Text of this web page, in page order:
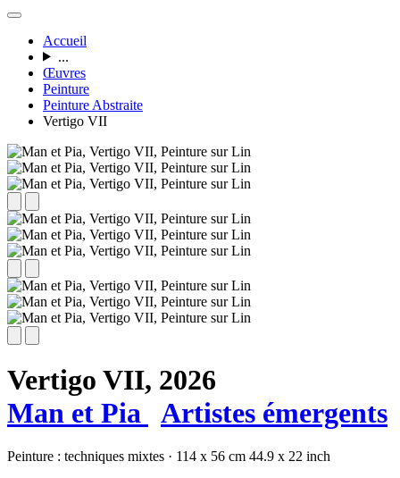
Accueil
...
Œuvres
Peinture
Peinture Abstraite
Vertigo VII
Vertigo VII, 2026
Man et Pia
Artistes émergents
Peinture : techniques mixtes · 114 x 56 cm 44.9 x 22 inch